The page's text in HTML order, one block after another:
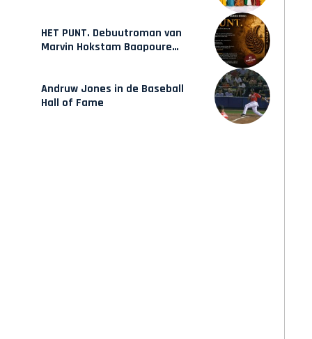
HET PUNT. Debuutroman van
Marvin Hokstam Baapoure
Andruw Jones in de Baseball
Hall of Fame